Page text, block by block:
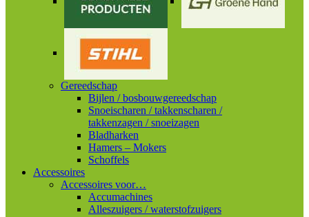
Gereedschap
Bijlen / bosbouwgereedschap
Snoeischaren / takkenscharen /
takkenzagen / snoeizagen
Bladharken
Hamers – Mokers
Schoffels
Accessoires
Accessoires voor…
Accumachines
Alleszuigers / waterstofzuigers